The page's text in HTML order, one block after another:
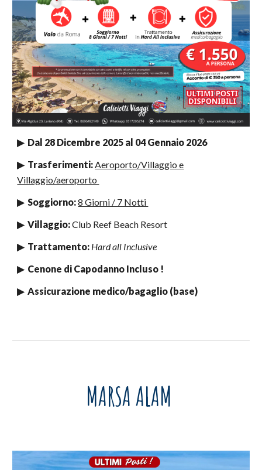
▶ Dal 28 Dicembre 2025 al 04 Gennaio 2026
▶ Trasferimenti:Aeroporto/Villaggio e
Villaggio/aeroporto
▶ Soggiorno:8 Giorni / 7 Notti
▶Villaggio:Club Reef Beach Resort
▶ Trattamento: Hard all Inclusive
▶ Cenone di Capodanno Incluso !
▶Assicurazione medico/bagaglio (base)
MARSA ALAM